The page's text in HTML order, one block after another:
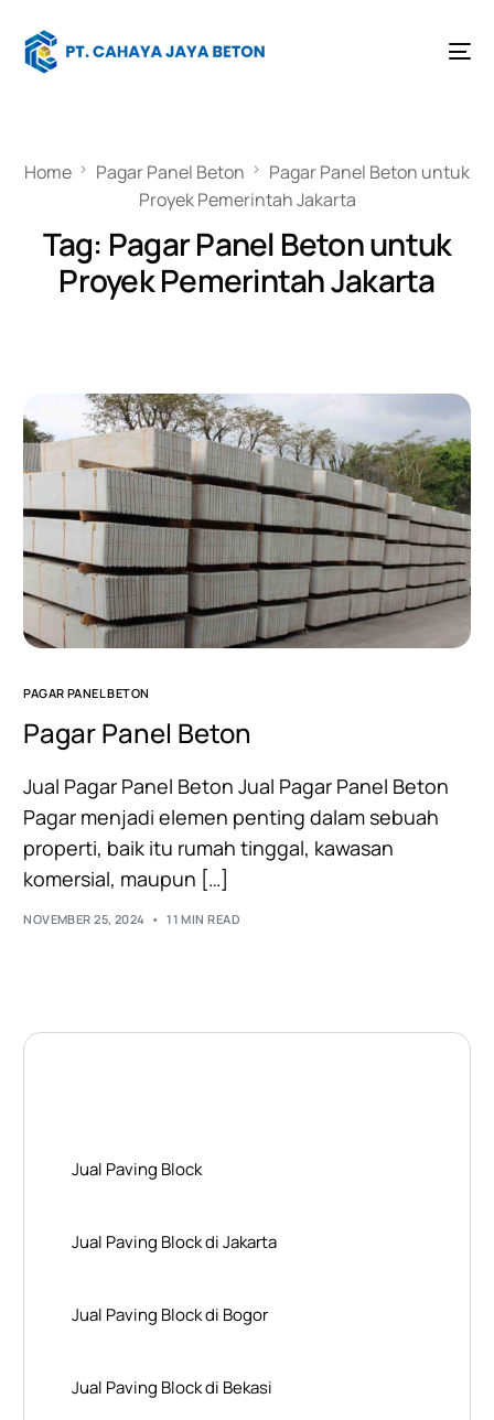
Home Pagar Panel Beton
Pagar Panel Beton untuk
Proyek Pemerintah Jakarta
Tag: Pagar Panel Beton untuk
Proyek Pemerintah Jakarta
PAGAR PANEL BETON
Pagar Panel Beton
Jual Pagar Panel Beton Jual Pagar Panel Beton
Pagar menjadi elemen penting dalam sebuah
properti, baik itu rumah tinggal, kawasan
komersial, maupun […]
NOVEMBER 25, 2024 11 MIN READ
Jual Paving Block
Jual Paving Block di Jakarta
Jual Paving Block di Bogor
Jual Paving Block di Bekasi